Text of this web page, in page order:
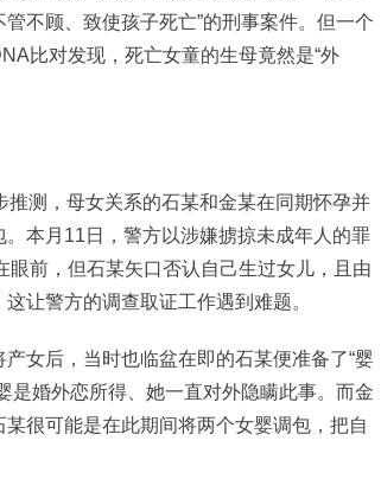
不顾、致使孩子死亡”的刑事案件。但一个
比对发现，死亡女童的生母竟然是“外
测，母女关系的石某和金某在同期怀孕并
本月11日，警方以涉嫌掳掠未成年人的罪
前，但石某矢口否认自己生过女儿，且由
让警方的调查取证工作遇到难题。
后，当时也临盆在即的石某便准备了“婴
是婚外恋所得、她一直对外隐瞒此事。而金
很可能是在此期间将两个女婴调包，把自